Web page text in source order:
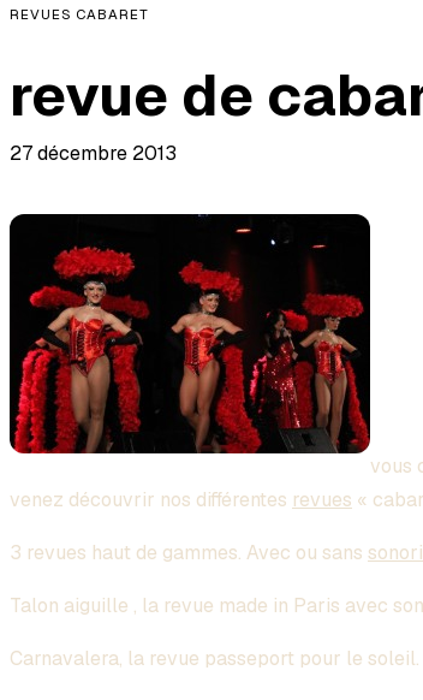
REVUES CABARET
revue de
27 décembre 2013
vous
venez découvrir nos différentes revues «
3 revues haut de gammes. Avec ou sans
Talon aiguille , la revue made in Paris avec
Carnavalera, la revue passeport pour le soleil.